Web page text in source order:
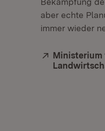
aber echte
immer wieder
Extern:
Ministerium